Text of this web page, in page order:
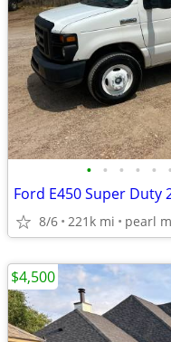
• • • • • •
8/6 221k mi pearl
$4,500